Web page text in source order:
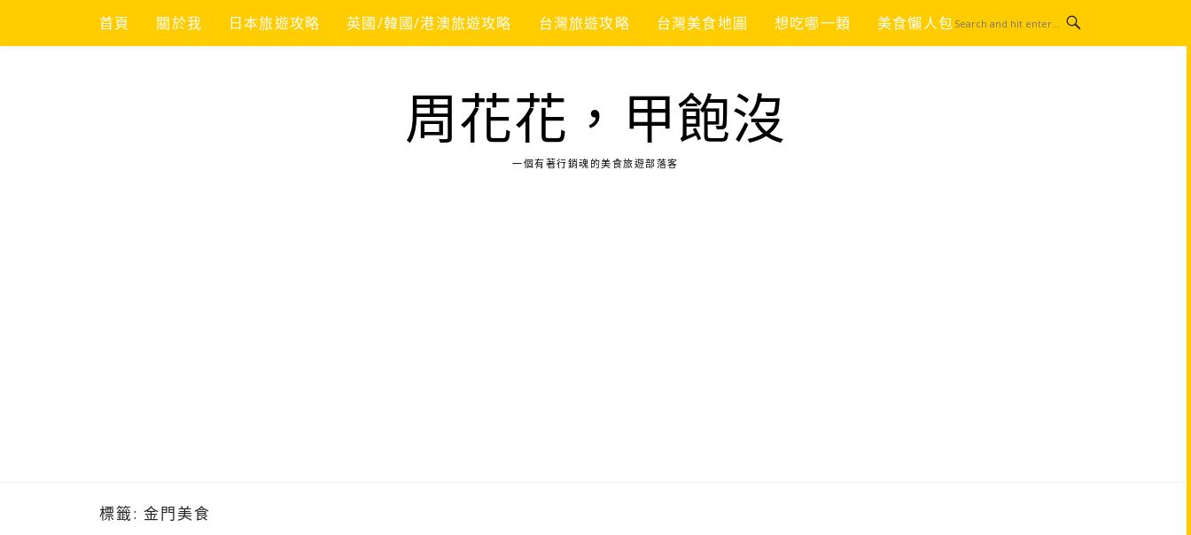
content
首頁 關於我 日本旅遊攻略 英國/韓國/港澳旅遊攻略 台灣旅遊攻略 台灣美食地圖 想吃哪一類 美食懶人包
周花花，甲飽沒
一個有著行銷魂的美食旅遊部落客
標籤: 金門美食